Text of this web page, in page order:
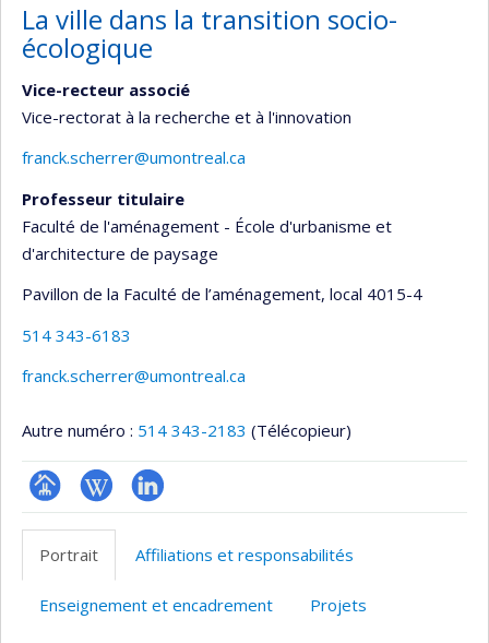
La ville dans la transition socio-
écologique
Vice-recteur associé
Vice-rectorat à la recherche et à l'innovation
franck.scherrer@umontreal.ca
Professeur titulaire
Faculté de l'aménagement - École d'urbanisme et
d'architecture de paysage
Pavillon de la Faculté de l’aménagement, local 4015-4
514 343-6183
franck.scherrer@umontreal.ca
Autre numéro : 514 343-2183 (Télécopieur)
Page Wiki
LinkedIn
Portrait
Affiliations et responsabilités
Enseignement et encadrement Projets